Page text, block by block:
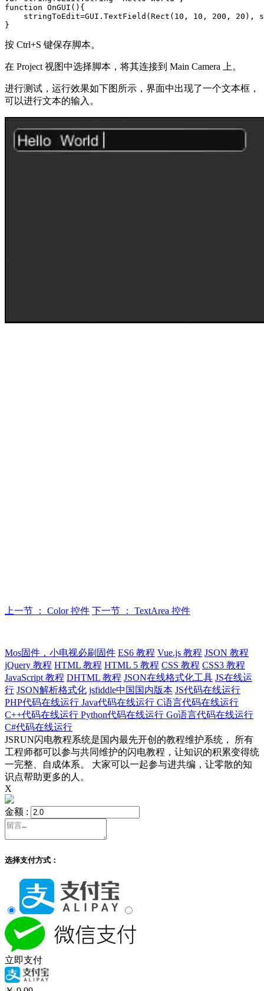
function OnGUI(){
stringToEdit=GUI.TextField(Rect(10, 10, 200, 20),
按 Ctrl+S 键保存脚本。
在 Project 视图中选择脚本，将其连接到 Main Camera 上。
进行测试，运行效果如下图所示，界面中出现了一个文本框，
可以进行文本的输入。
上一节 ： Color 控件 下一节 ： TextArea 控件
Mos固件，小电视必刷固件 ES6 教程 Vue.js 教程 JSON 教程
jQuery 教程 HTML 教程 HTML 5 教程 CSS 教程 CSS3 教程
JavaScript 教程 DHTML 教程 JSON在线格式化工具 JS在线运
行 JSON解析格式化 jsfiddle中国国内版本 JS代码在线运行
PHP代码在线运行 Java代码在线运行 C语言代码在线运行
C++代码在线运行 Python代码在线运行 Go语言代码在线运行
C#代码在线运行
JSRUN闪电教程系统是国内最先开创的教程维护系统， 所有
工程师都可以参与共同维护的闪电教程，让知识的积累变得统
一完整、自成体系。 大家可以一起参与进共编，让零散的知
识点帮助更多的人。
X
金额 :
选择支付方式：
立即支付